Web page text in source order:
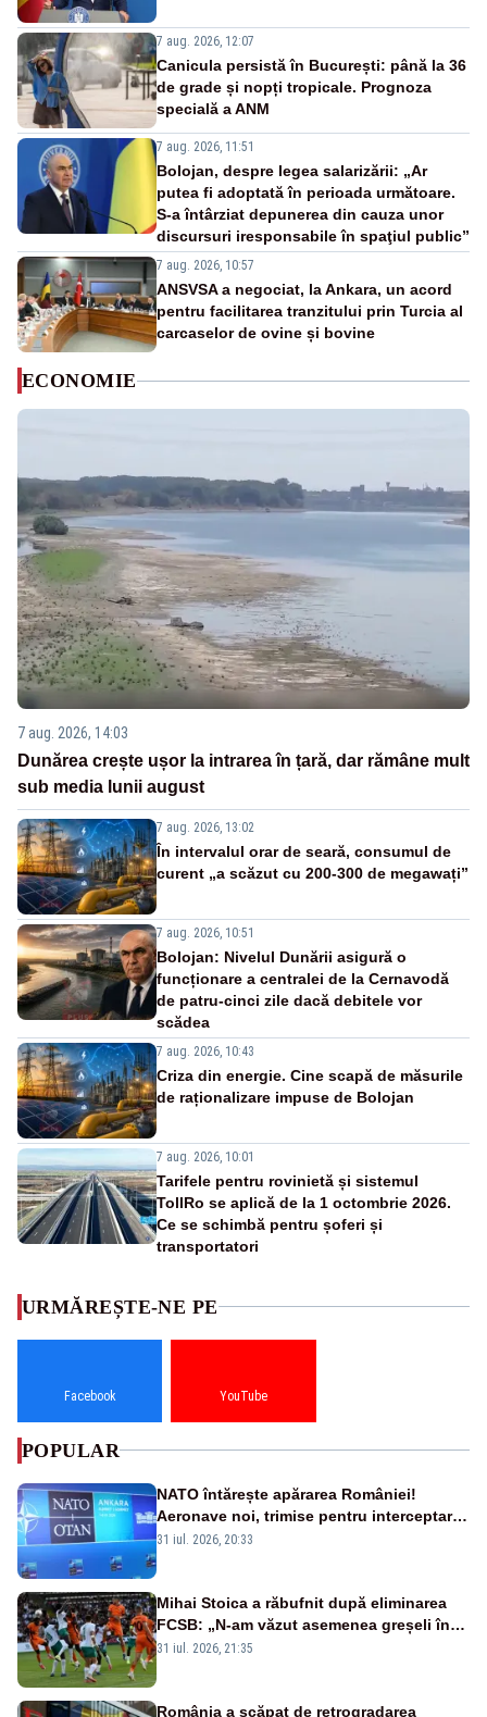
7 aug. 2026, 12:07
Canicula persistă în București: până la 36
de grade și nopți tropicale. Prognoza
specială a ANM
7 aug. 2026, 11:51
Bolojan, despre legea salarizării: „Ar
putea fi adoptată în perioada următoare.
S-a întârziat depunerea din cauza unor
discursuri iresponsabile în spaţiul public”
7 aug. 2026, 10:57
ANSVSA a negociat, la Ankara, un acord
pentru facilitarea tranzitului prin Turcia al
carcaselor de ovine și bovine
ECONOMIE
7 aug. 2026, 14:03
Dunărea crește ușor la intrarea în țară, dar rămâne mult
sub media lunii august
7 aug. 2026, 13:02
În intervalul orar de seară, consumul de
curent „a scăzut cu 200-300 de megawați”
7 aug. 2026, 10:51
Bolojan: Nivelul Dunării asigură o
funcționare a centralei de la Cernavodă
de patru-cinci zile dacă debitele vor
scădea
7 aug. 2026, 10:43
Criza din energie. Cine scapă de măsurile
de raționalizare impuse de Bolojan
7 aug. 2026, 10:01
Tarifele pentru rovinietă și sistemul
TollRo se aplică de la 1 octombrie 2026.
Ce se schimbă pentru șoferi și
transportatori
URMĂREȘTE-NE PE
Facebook YouTube
POPULAR
NATO întărește apărarea României!
Aeronave noi, trimise pentru interceptarea
și distrugerea dronelor
31 iul. 2026, 20:33
Mihai Stoica a răbufnit după eliminarea
FCSB: „N-am văzut asemenea greșeli în
190 de meciuri europene”
31 iul. 2026, 21:35
România a scăpat de retrogradarea